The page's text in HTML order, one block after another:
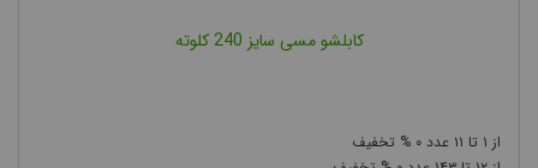
به این نکته نیز توجه کنید که هرچه طول لوله کابل شو بیشتر باشد،
کابلشو مسی سایز 240 کلوته
۱ ۱۱
۰